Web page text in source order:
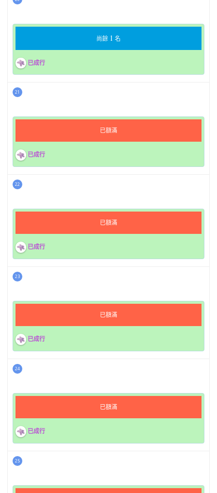
尚餘 1 名
已成行
21
已額滿
已成行
22
已額滿
已成行
23
已額滿
已成行
24
已額滿
已成行
25